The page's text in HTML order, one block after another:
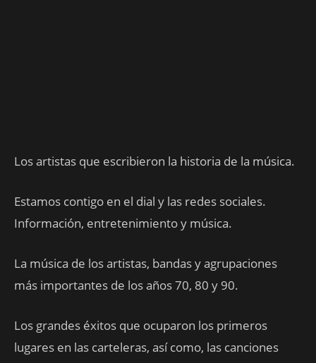
Los artistas que escribieron la historia de la música.
Estamos contigo en el dial y las redes sociales.
Información, entretenimiento y música.
La música de los artistas, bandas y agrupaciones
más importantes de los años 70, 80 y 90.
Los grandes éxitos que ocuparon los primeros
lugares en las carteleras, así como, las canciones